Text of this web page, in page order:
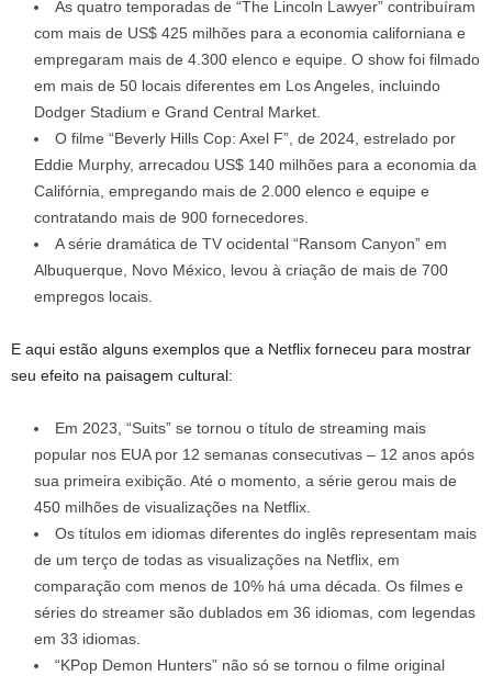
As quatro temporadas de “The Lincoln Lawyer” contribuíram
com mais de US$ 425 milhões para a economia californiana e
empregaram mais de 4.300 elenco e equipe. O show foi filmado
em mais de 50 locais diferentes em Los Angeles, incluindo
Dodger Stadium e Grand Central Market.
O filme “Beverly Hills Cop: Axel F”, de 2024, estrelado por
Eddie Murphy, arrecadou US$ 140 milhões para a economia da
Califórnia, empregando mais de 2.000 elenco e equipe e
contratando mais de 900 fornecedores.
A série dramática de TV ocidental “Ransom Canyon” em
Albuquerque, Novo México, levou à criação de mais de 700
empregos locais.
E aqui estão alguns exemplos que a Netflix forneceu para mostrar
seu efeito na paisagem cultural:
Em 2023, “Suits” se tornou o título de streaming mais
popular nos EUA por 12 semanas consecutivas – 12 anos após
sua primeira exibição. Até o momento, a série gerou mais de
450 milhões de visualizações na Netflix.
Os títulos em idiomas diferentes do inglês representam mais
de um terço de todas as visualizações na Netflix, em
comparação com menos de 10% há uma década. Os filmes e
séries do streamer são dublados em 36 idiomas, com legendas
em 33 idiomas.
“KPop Demon Hunters” não só se tornou o filme original